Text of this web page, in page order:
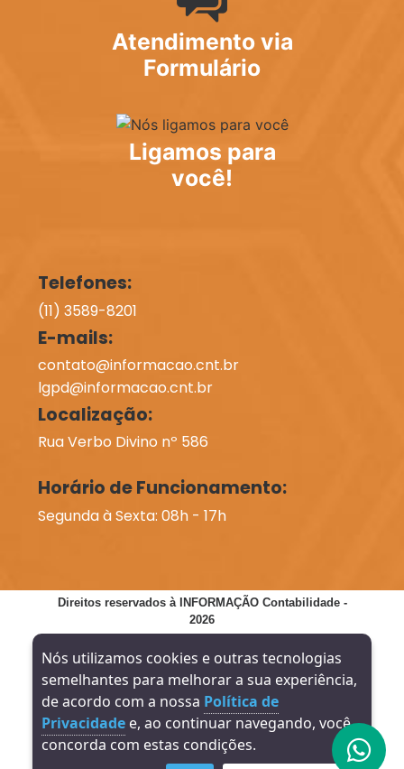
Atendimento via
Formulário
Ligamos para
você!
Telefones:
(11) 3589-8201
E-mails:
contato@informacao.cnt.br
lgpd@informacao.cnt.br
Localização:
Rua Verbo Divino nº 586
Horário de Funcionamento:
Segunda à Sexta: 08h - 17h
Direitos reservados à INFORMAÇÃO Contabilidade -
2026
DESENVOLVIMENTO: SITE VERIFICADO:
Nós utilizamos cookies e outras tecnologias
semelhantes para melhorar a sua experiência,
de acordo com a nossa Política de
Privacidadee, ao continuar navegando, você
concorda com estas condições.